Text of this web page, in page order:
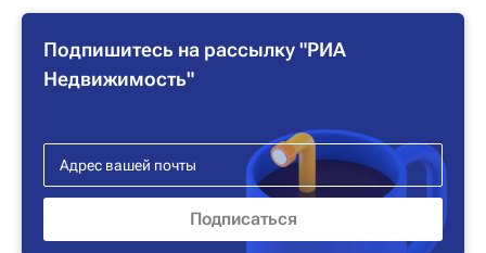
Подпишитесь на рассылку "РИА
Недвижимость"